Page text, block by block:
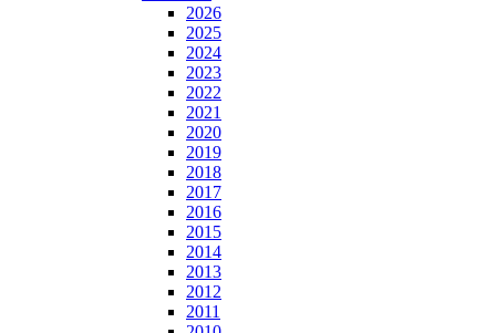
2026
2025
2024
2023
2022
2021
2020
2019
2018
2017
2016
2015
2014
2013
2012
2011